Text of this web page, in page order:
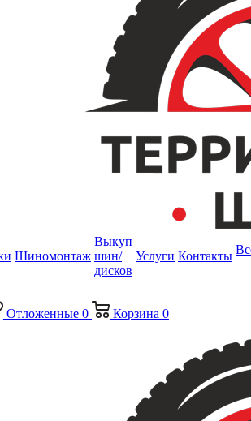
Шиномонтаж
Выкуп
шин/
дисков
Услуги Контакты
Отложенные 0 Корзина 0